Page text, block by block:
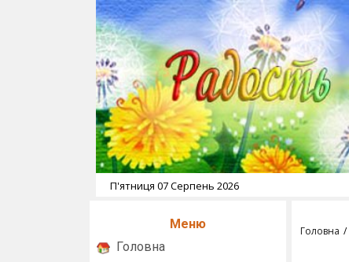
П'ятниця 07 Серпень 2026
Меню
Головна
Головна